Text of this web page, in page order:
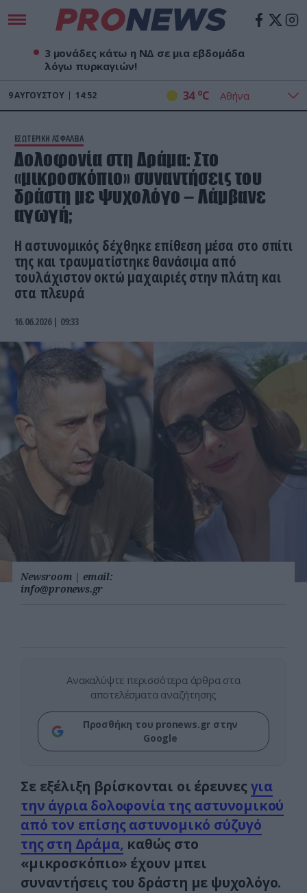
3 μονάδες κάτω η ΝΔ σε μια εβδομάδα
λόγω πυρκαγιών!
9ΑΥΓΟΎΣΤΟΥ 14:52 34 oC
ΕΣΩΤΕΡΙΚΗ ΑΣΦΑΛΕΙΑ
Δολοφονία στη Δράμα: Στο
«μικροσκόπιο» συναντήσεις του
δράστη με ψυχολόγο – Λάμβανε
αγωγή;
Η αστυνομικός δέχθηκε επίθεση μέσα στο σπίτι
της και τραυματίστηκε θανάσιμα από
τουλάχιστον οκτώ μαχαιριές στην πλάτη και
στα πλευρά
16.06.2026 | 09:33
Newsroom | email:
info@pronews.gr
Ανακαλύψτε περισσότερα άρθρα στα
αποτελέσματα αναζήτησης
Προσθήκη του pronews.gr στην
Google
Σε εξέλιξη βρίσκονται οι έρευνες για
την άγρια δολοφονία της αστυνομικού
από τον επίσης αστυνομικό σύζυγό
της στη Δράμα, καθώς στο
«μικροσκόπιο» έχουν μπει
συναντήσεις του δράστη με ψυχολόγο.